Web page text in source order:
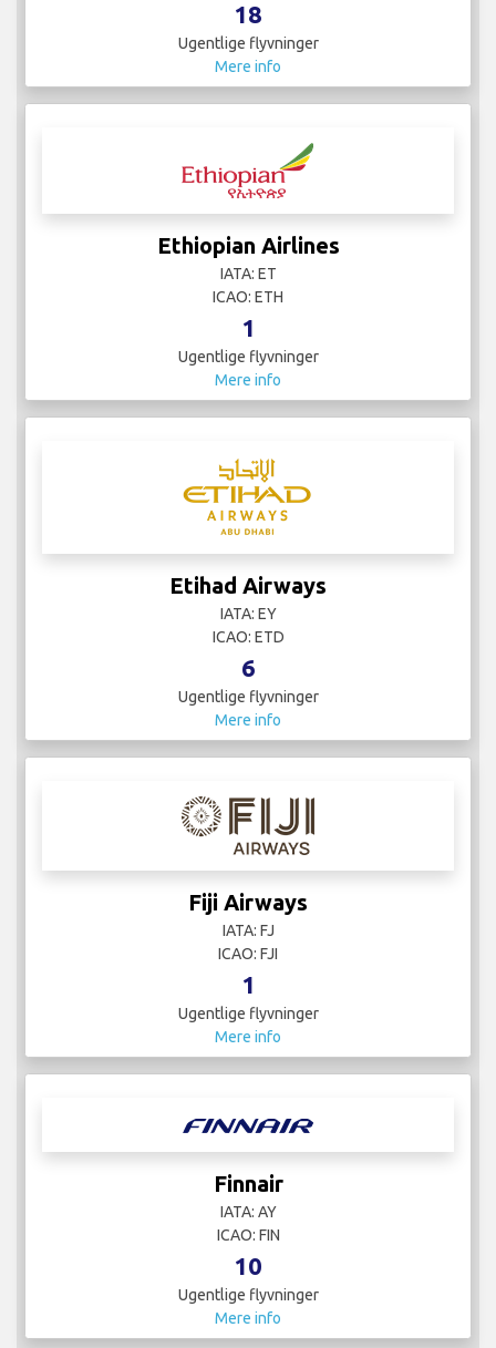
18
Ugentlige flyvninger
Mere info
Ethiopian Airlines
IATA: ET
ICAO: ETH
1
Ugentlige flyvninger
Mere info
Etihad Airways
IATA: EY
ICAO: ETD
6
Ugentlige flyvninger
Mere info
Fiji Airways
IATA: FJ
ICAO: FJI
1
Ugentlige flyvninger
Mere info
Finnair
IATA: AY
ICAO: FIN
10
Ugentlige flyvninger
Mere info